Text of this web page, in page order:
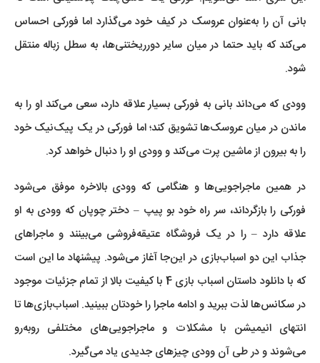
بانی آن را به‌عنوان عروسک در کیف خود می‌گذارد اما فورکی احساس
می‌کند که باید حتما در میان سایر دورریختنی‌ها، به سطل زباله منتقل
شود.
وودی که می‌داند بانی به فورکی بسیار علاقه دارد، سعی می‌کند او را به
ماندن در میان عروسک‌ها تشویق کند؛ اما فورکی در یک پیک‌نیک خود
را به بیرون از ماشین پرت می‌کند و وودی او را دنبال خواهد کرد.
در همین ماجراجویی‌ها و هنگامی که وودی بالاخره موفق می‌شود
فورکی را بازگرداند، سر راه خود بو پیپ – دختر چوپان که وودی به او
علاقه دارد – را در یک فروشگاه عتیقه‌فروشی می‌بینند و ماجراهای
جذاب این دو اسباب‌بازی در این‌جا آغاز می‌شود. پیشنهاد ما این است
که با دانلود داستان اسباب بازی 4 با کیفیت بالا از تمام جزئیات موجود
در سکانس‌ها لذت ببرید و ادامه ماجرا را خودتان ببینید. اسباب‌بازی‌ها تا
انتهای انیمیشن با مشکلات و ماجراجویی‌های مختلفی روبه‌رو
می‌شوند و در طی آن وودی چیزهای جدیدی یاد می‌گیرد.